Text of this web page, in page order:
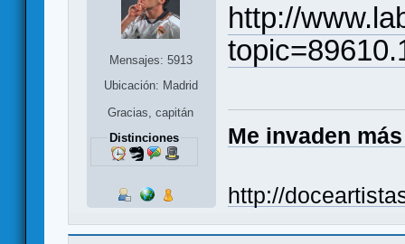
Mensajes: 5913
Ubicación: Madrid
Gracias, capitán
Distinciones
http://
Me invaden
http://